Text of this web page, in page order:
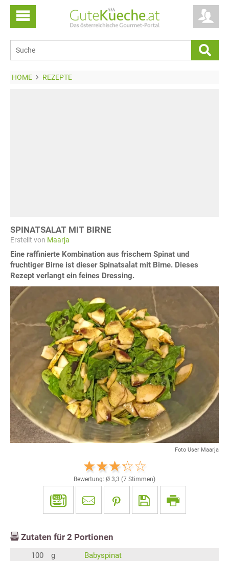
HOME REZEPTE
SPINATSALAT MIT BIRNE
Erstellt von Maarja
Eine raffinierte Kombination aus frischem Spinat und
fruchtiger Birne ist dieser Spinatsalat mit Birne. Dieses
Rezept verlangt ein feines Dressing.
Foto User Maarja
Bewertung: Ø 3,3 (7 Stimmen)
Zutaten für 2 Portionen
100 g
Babyspinat